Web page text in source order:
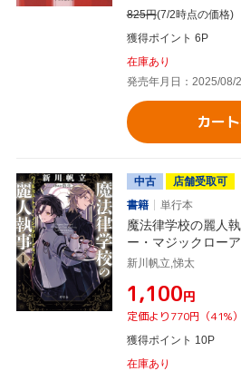
825円(7/2時点の価格)
獲得ポイント 6P
在庫あり
発売年月日：2025/08/
カー
中古
店舗受取可
書籍
単行本
魔法律学校の麗人
ー・マジックロー
新川帆立,悌太
¥1,100円
定価より770円（41%
獲得ポイント 10P
在庫あり